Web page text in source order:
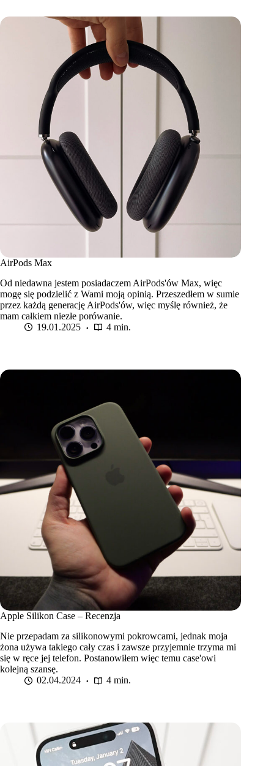
AirPods Max
Od niedawna jestem posiadaczem AirPods'ów Max, więc
mogę się podzielić z Wami moją opinią. Przeszedłem w sumie
przez każdą generację AirPods'ów, więc myślę również, że
mam całkiem niezłe porówanie.
19.01.2025
4 min.
Apple Silikon Case – Recenzja
Nie przepadam za silikonowymi pokrowcami, jednak moja
żona używa takiego cały czas i zawsze przyjemnie trzyma mi
się w ręce jej telefon. Postanowiłem więc temu case'owi
kolejną szansę.
02.04.2024
4 min.